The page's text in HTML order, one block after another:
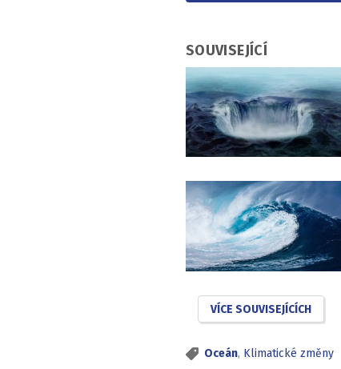
SOUVISEJÍCÍ
VÍCE SOUVISEJÍCÍCH
Oceán, Klimatické změny